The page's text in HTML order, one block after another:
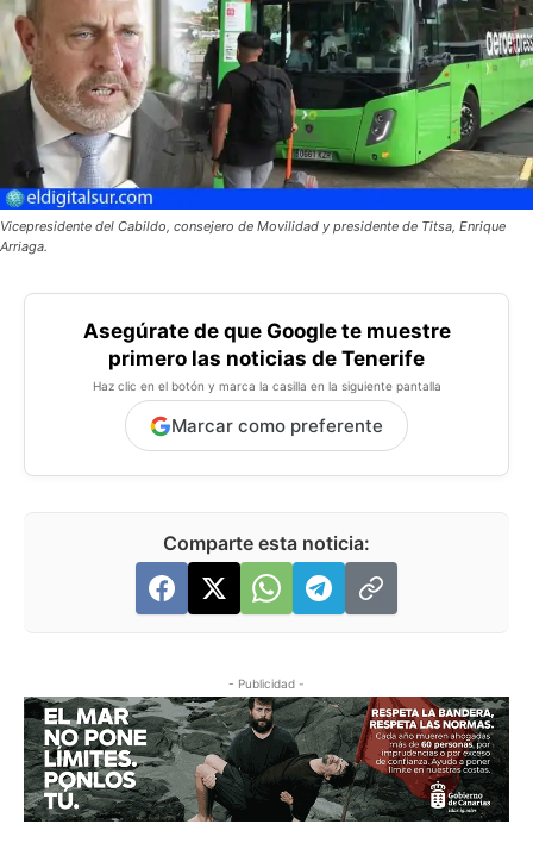
Vicepresidente del Cabildo, consejero de Movilidad y presidente de Titsa, Enrique
Arriaga.
Asegúrate de que Google te muestre
primero las noticias de Tenerife
Haz clic en el botón y marca la casilla en la siguiente pantalla
Marcar como preferente
Comparte esta noticia:
- Publicidad -